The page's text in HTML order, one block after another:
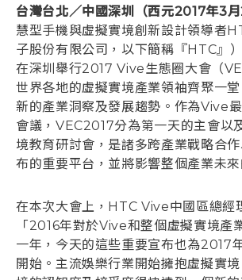
優惠專區
焦點訊息
校園專案
企業採購
銷售門市
銷售通路
支援服務
VIVELAND
登入
台灣台北／中國深圳（西元2017年3月
慧型手機與虛擬實境創新設計領導者
子股份有限公司，以下簡稱『HTC』
在深圳舉行2017 Vive生態圈大會（
世界各地的虛擬實境產業領袖齊聚一
新的產業洞察及發展趨勢。作為Vive
會議，VEC2017分為第一天的主會以
境教育研討會，是諸多跨產業戰略合
布的重要平台，並將影響整個產業未來
在本次大會上，HTC Vive中國區總經
「2016年對於Vive和整個虛擬實境產
一年，今天的這些重要宣布也為2017
開始。主流娛樂行業開始擁抱虛擬實